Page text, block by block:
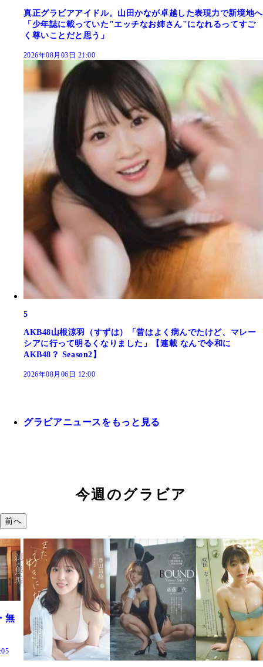
真正グラビアアイドル。山田かなが卓越した表現力で新境地へ
「少年誌に載っていた"エッチなお姉さん"になれるってすご
く尊いことだと思う」
2026年08月03日 21:00
5
AKB48山根涼羽（すずは）「昔はよく病んでたけど、マレー
シアに行って明るくなりました」【連載 なんで令和に
AKB48？ Season2】
2026年08月06日 12:00
グラビアニュースをもっと見る
今週のグラビア
前へ